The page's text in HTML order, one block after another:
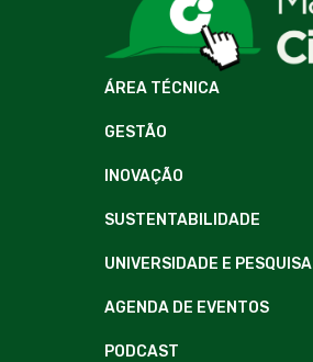
ÁREA TÉCNICA
GESTÃO
INOVAÇÃO
SUSTENTABILIDADE
UNIVERSIDADE E PESQUISA
AGENDA DE EVENTOS
PODCAST